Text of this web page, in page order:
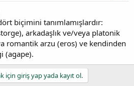
biçimini tanımlamışlardır:
arkadaşlık ve/veya platonik
romantik arzu (eros) ve kendinden
(agape).
için giriş yap yada kayıt ol.